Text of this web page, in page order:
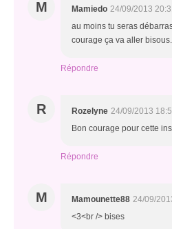
M Mamiedo 24/09/2013
au moins tu seras
courage ça va aller
Répondre
R Rozelyne 24/09/2013
Bon courage pour cette
Répondre
M Mamounette88 24/09/
<3<br /> bises